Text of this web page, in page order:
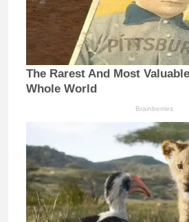
The Rarest And Most
Whole World
Brainberries